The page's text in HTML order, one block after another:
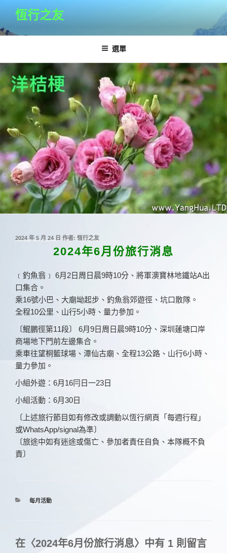
主
容
恆行之友
選單
發
2024 年 5 月 24 日 作者: 恆行之友
2024年6月份旅行消息
﹝釣魚翁﹞ 6月2日周日晨9時10分、將軍澳寶林地鐵站A出
口集合。
乘16號小巴、大廟坳起步、釣魚翁郊遊徑、坑口散隊。
全程10公里、山行5小時、量力參加。
〔鯤鵬徑第11段〕 6月9日周日晨9時10分、深圳蓮塘口岸
商場地下門前左邊集合。
乘車往望桐籃球場、潭仙古廟、全程13公路、山行6小時、
量力參加。
小組外遊：6月16冃日一23日
小組活動：6月30日
〔上述旅行節目如有修改或調動以恆行網頁「每週行程」
或WhatsApp/signal為準〕
〔旅途中如有迷途或傷亡、參加者責任自負、本隊概不負
責〕
分
每月活動
在〈2024年6月份旅行消息〉中有 1 則留言